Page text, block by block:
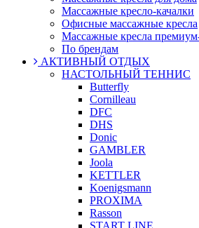
Массажные кресло-качалки
Офисные массажные кресла
Массажные кресла
По брендам
АКТИВНЫЙ ОТДЫХ
НАСТОЛЬНЫЙ ТЕННИС
Butterfly
Cornilleau
DFC
DHS
Donic
GAMBLER
Joola
KETTLER
Koenigsmann
PROXIMA
Rasson
START LINE